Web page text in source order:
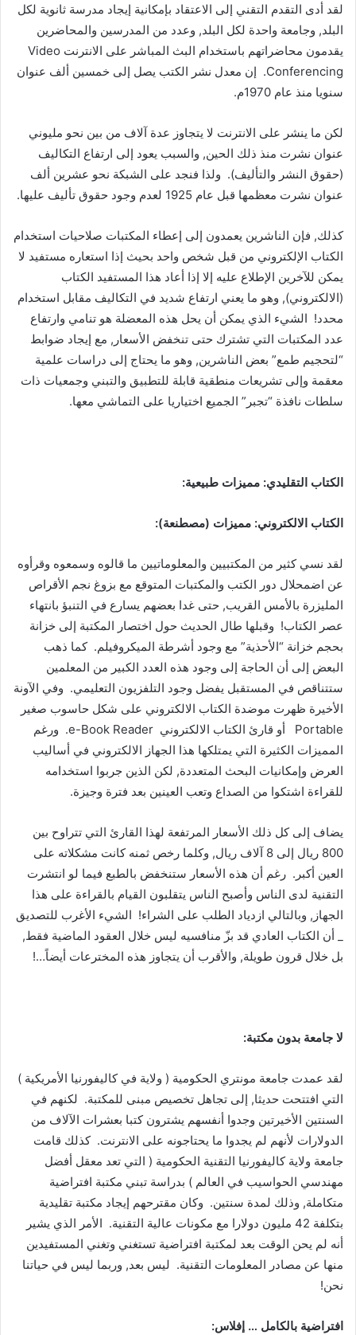
لقد أدى التقدم التقني إلى الاعتقاد بإمكانية إيجاد مدرسة ثانوية لكل
البلد, وجامعة واحدة لكل البلد, وعدد من المدرسين والمحاضرين
يقدمون محاضراتهم باستخدام البث المباشر على الانترنت Video
Conferencing. إن معدل نشر الكتب يصل إلى خمسين ألف عنوان
سنويا منذ عام 1970م.
لكن ما ينشر على الانترنت لا يتجاوز عدة آلاف من بين نحو مليوني
عنوان نشرت منذ ذلك الحين, والسبب يعود إلى ارتفاع التكاليف
(حقوق النشر والتأليف). ولذا فنجد على الشبكة نحو عشرين ألف
عنوان نشرت معظمها قبل عام 1925 لعدم وجود حقوق تأليف عليها.
كذلك, فإن الناشرين يعمدون إلى إعطاء المكتبات صلاحيات استخدام
الكتاب الإلكتروني من قبل شخص واحد بحيث إذا استعاره مستفيد لا
يمكن للآخرين الإطلاع عليه إلا إذا أعاد هذا المستفيد الكتاب
(الالكتروني), وهو ما يعني ارتفاع شديد في التكاليف مقابل استخدام
محدد! الشيء الذي يمكن أن يحل هذه المعضلة هو تنامي وارتفاع
عدد المكتبات التي تشترك حتى تنخفض الأسعار, مع إيجاد ضوابط
“لتحجيم طمع” بعض الناشرين, وهو ما يحتاج إلى دراسات علمية
معقمة وإلى تشريعات منطقية قابلة للتطبيق والتبني وجمعيات ذات
سلطات نافذة “تجبر” الجميع اختياريا على التماشي معها.
الكتاب التقليدي: مميزات طبيعية:
الكتاب الالكتروني: مميزات (مصطنعة):
لقد نسي كثير من المكتبيين والمعلوماتيين ما قالوه وسمعوه وقرأوه
عن اضمحلال دور الكتب والمكتبات المتوقع مع بزوغ نجم الأقراص
المليزرة بالأمس القريب, حتى غدا بعضهم يسارع في التنبؤ بانتهاء
عصر الكتاب! وقبلها طال الحديث حول اختصار المكتبة إلى خزانة
بحجم خزانة “الأحذية” مع وجود أشرطة الميكروفيلم. كما ذهب
البعض إلى أن الحاجة إلى وجود هذه العدد الكبير من المعلمين
ستتناقص في المستقبل يفضل وجود التلفزيون التعليمي. وفي الآونة
الأخيرة ظهرت موضدة الكتاب الالكتروني على شكل حاسوب صغير
Portable أو قارئ الكتاب الالكتروني e-Book Reader. ورغم
المميزات الكثيرة التي يمتلكها هذا الجهاز الالكتروني في أساليب
العرض وإمكانيات البحث المتعددة, لكن الذين جربوا استخدامه
للقراءة اشتكوا من الصداع وتعب العينين بعد فترة وجيزة.
يضاف إلى كل ذلك الأسعار المرتفعة لهذا القارئ التي تتراوح بين
800 ريال إلى 8 آلاف ريال, وكلما رخص ثمنه كانت مشكلاته على
العين أكبر. رغم أن هذه الأسعار ستنخفض بالطبع فيما لو انتشرت
التقنية لدى الناس وأصبح الناس يتقلبون القيام بالقراءة على هذا
الجهاز, وبالتالي ازدياد الطلب على الشراء! الشيء الأغرب للتصديق
_ أن الكتاب العادي قد بزّ منافسيه ليس خلال العقود الماضية فقط,
بل خلال قرون طويلة, والأقرب أن يتجاوز هذه المخترعات أيضاً…!
لا جامعة بدون مكتبة:
لقد عمدت جامعة مونتري الحكومية ( ولاية في كاليفورنيا الأمريكية )
التي افتتحت حديثا, إلى تجاهل تخصيص مبنى للمكتبة. لكنهم في
السنتين الأخيرتين وجدوا أنفسهم يشترون كتبا بعشرات الآلاف من
الدولارات لأنهم لم يجدوا ما يحتاجونه على الانترنت. كذلك قامت
جامعة ولاية كاليفورنيا التقنية الحكومية ( التي تعد معقل أفضل
مهندسي الحواسيب في العالم ) بدراسة تبني مكتبة افتراضية
متكاملة, وذلك لمدة سنتين. وكان مقترحهم إيجاد مكتبة تقليدية
بتكلفة 42 مليون دولارا مع مكونات عالية التقنية. الأمر الذي يشير
أنه لم يحن الوقت بعد لمكتبة افتراضية تستغني وتغني المستفيدين
منها عن مصادر المعلومات التقنية. ليس بعد, وربما ليس في حياتنا
نحن!
افتراضية بالكامل … إفلاس: